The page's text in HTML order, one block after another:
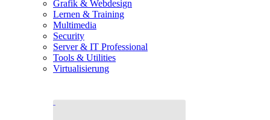
Grafik & Webdesign
Lernen & Training
Multimedia
Security
Server & IT Professional
Tools & Utilities
Virtualisierung